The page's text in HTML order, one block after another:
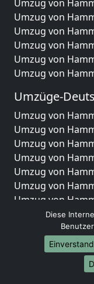
Umzug von
Umzug von
Umzug von
Umzug von
Umzug von
Umzug von
Umzüge-
Umzug von
Umzug von
Umzug von
Umzug von
Umzug von
Umzug von
Umzug von
Umzug von
Umzug von
Umzug von
Umzug von
Umzug von
Diese